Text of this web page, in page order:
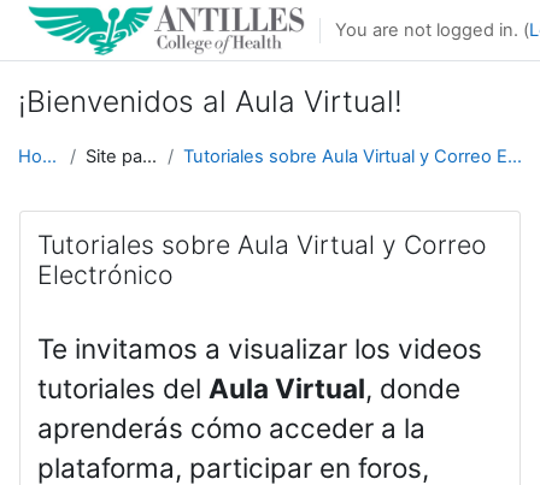
Skip to main content
You are not logged in. (
¡Bienvenidos al Aula Virtual!
Home Site pages Tutoriales sobre Aula Virtual y Correo Electrónico
Tutoriales sobre Aula Virtual y Correo
Electrónico
Te invitamos a visualizar los videos
tutoriales del Aula Virtual, donde
aprenderás cómo acceder a la
plataforma, participar en foros,